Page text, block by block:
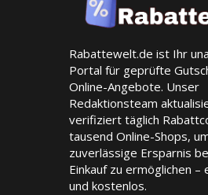
Rabattewelt.de ist Ihr
Portal für geprüfte
Online-Angebote. Unser
Redaktionsteam
verifiziert täglich
tausend Online-Shops,
zuverlässige Ersparnis
Einkauf zu ermöglichen –
und kostenlos.